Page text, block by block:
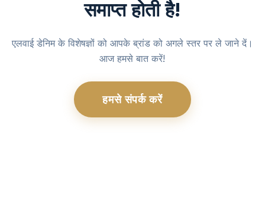
समाप्त होती है!
एलवाई डेनिम के विशेषज्ञों को आपके ब्रांड को अगले स्तर पर ले जाने दें।
आज हमसे बात करें!
हमसे संपर्क करें